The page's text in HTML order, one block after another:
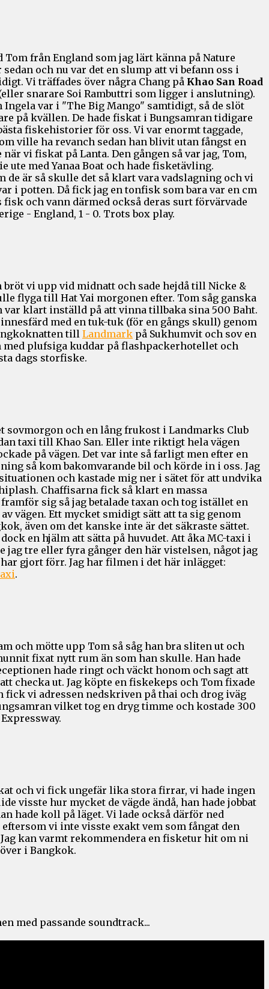
Tom från England som jag lärt känna på Nature
sedan och nu var det en slump att vi befann oss i
Vi träffades över några Chang på Khao San Road
snarare Soi Rambuttri som ligger i anslutning).
Ingela var i "The Big Mango" samtidigt, så de slöt
på kvällen. De hade fiskat i Bungsamran tidigare
fiskehistorier för oss. Vi var enormt taggade,
ville ha revanch sedan han blivit utan fångst en
vi fiskat på Lanta. Den gången så var jag, Tom,
ute med Yanaa Boat och hade fisketävling.
de är så skulle det så klart vara vadslagning och vi
i potten. Då fick jag en tonfisk som bara var en cm
och vann därmed också deras surt förvärvade
- England, 1 - 0. Trots box play.
bröt vi upp vid midnatt och sade hejdå till Nicke &
flyga till Hat Yai morgonen efter. Tom såg ganska
var klart inställd på att vinna tillbaka sina 500 Baht.
med en tuk-tuk (för en gångs skull) genom
till Landmark på Sukhumvit och sov en
plufsiga kuddar på flashpackerhotellet och
dags storfiske.
sovmorgon och en lång frukost i Landmarks Club
taxi till Khao San. Eller inte riktigt hela vägen
på vägen. Det var inte så farligt men efter en
så kom bakomvarande bil och körde in i oss. Jag
och kastade mig ner i sätet för att undvika
Chaffisarna fick så klart en massa
sig så jag betalade taxan och tog istället en
vägen. Ett mycket smidigt sätt att ta sig genom
även om det kanske inte är det säkraste sättet.
en hjälm att sätta på huvudet. Att åka MC-taxi i
jag tre eller fyra gånger den här vistelsen, något jag
gjort förr. Jag har filmen i det här inlägget:
.
och mötte upp Tom så såg han bra sliten ut och
fixat nytt rum än som han skulle. Han hade
hade ringt och väckt honom och sagt att
checka ut. Jag köpte en fiskekeps och Tom fixade
fick vi adressen nedskriven på thai och drog iväg
vilket tog en dryg timme och kostade 300
och vi fick ungefär lika stora firrar, vi hade ingen
visste hur mycket de vägde ändå, han hade jobbat
hade koll på läget. Vi lade också därför ned
vi inte visste exakt vem som fångat den
kan varmt rekommendera en fisketur hit om ni
i Bangkok.
med passande soundtrack...